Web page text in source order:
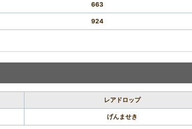
663
924
レアドロップ
げんませき